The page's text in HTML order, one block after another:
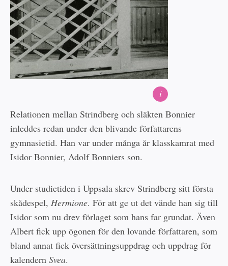
i
Relationen mellan Strindberg och släkten Bonnier
inleddes redan under den blivande författarens
gymnasietid. Han var under många år klasskamrat med
Isidor Bonnier, Adolf Bonniers son.
Under studietiden i Uppsala skrev Strindberg sitt första
skådespel, Hermione. För att ge ut det vände han sig till
Isidor som nu drev förlaget som hans far grundat. Även
Albert fick upp ögonen för den lovande författaren, som
bland annat fick översättningsuppdrag och uppdrag för
kalendern Svea.